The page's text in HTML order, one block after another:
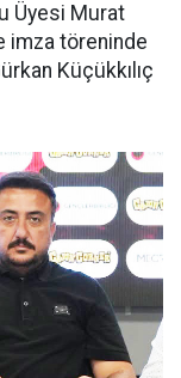
Üyesi Murat
imza töreninde
Küçükkılıç